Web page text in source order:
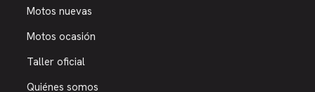
Motos nuevas
Motos ocasión
Taller oficial
Quiénes somos